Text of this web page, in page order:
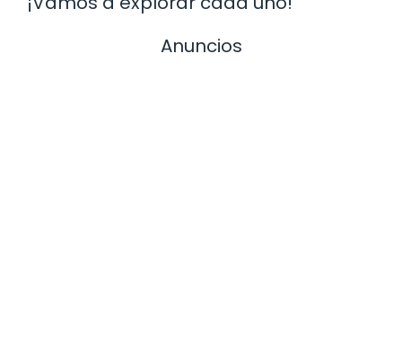
Anuncios